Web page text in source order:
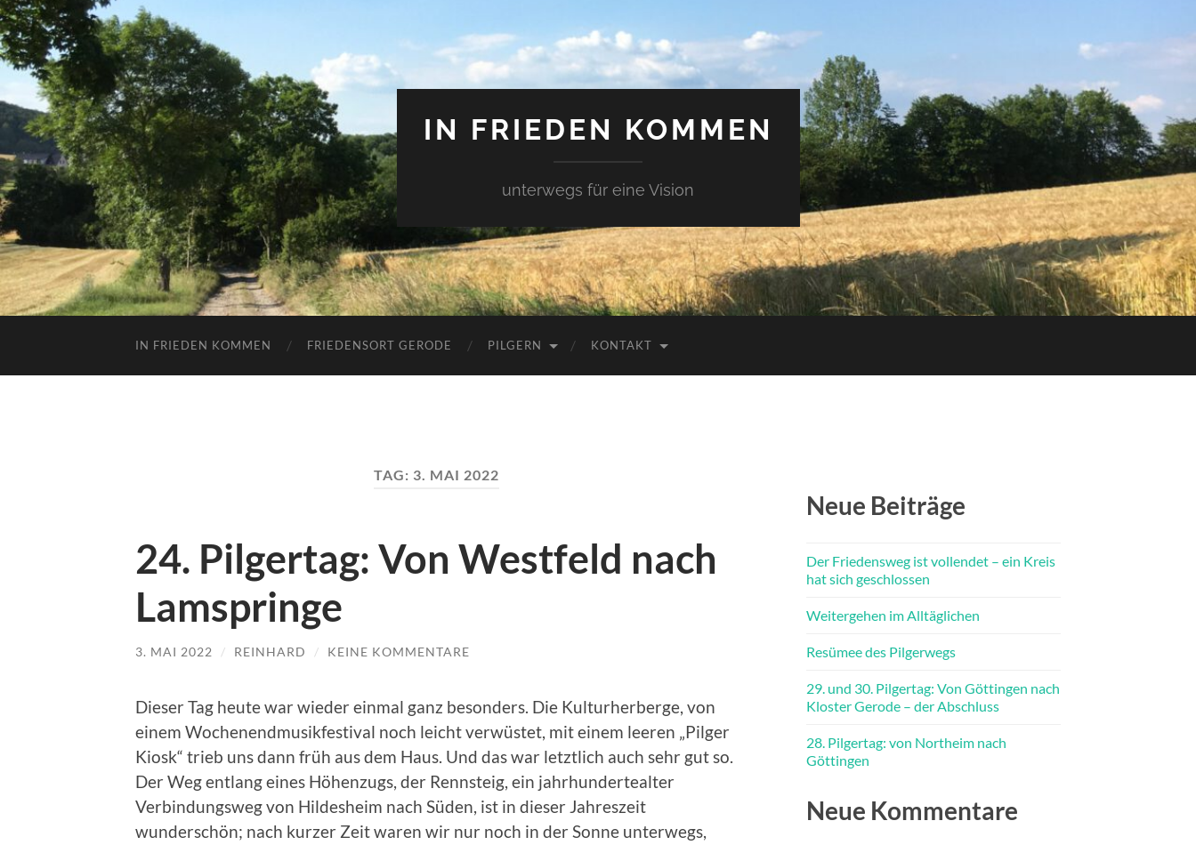
IN FRIEDEN KOMMEN
unterwegs für eine Vision
IN FRIEDEN KOMMEN FRIEDENSORT GERODE PILGERN KONTAKT
TAG: 3. MAI 2022
24. Pilgertag: Von Westfeld nach
Lamspringe
3. MAI 2022 / REINHARD / KEINE KOMMENTARE
Dieser Tag heute war wieder einmal ganz besonders. Die Kulturherberge, von
einem Wochenendmusikfestival noch leicht verwüstet, mit einem leeren „Pilger
Kiosk“ trieb uns dann früh aus dem Haus. Und das war letztlich auch sehr gut so.
Der Weg entlang eines Höhenzugs, der Rennsteig, ein jahrhundertealter
Verbindungsweg von Hildesheim nach Süden, ist in dieser Jahreszeit
wunderschön; nach kurzer Zeit waren wir nur noch in der Sonne unterwegs,
Neue Beiträge
Der Friedensweg ist vollendet – ein Kreis
hat sich geschlossen
Weitergehen im Alltäglichen
Resümee des Pilgerwegs
29. und 30. Pilgertag: Von Göttingen nach
Kloster Gerode – der Abschluss
28. Pilgertag: von Northeim nach
Göttingen
Neue Kommentare